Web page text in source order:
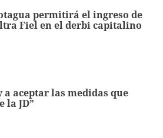
permitirá el ingreso de
Fiel en el derbi capitalino
a aceptar las medidas que
la JD”